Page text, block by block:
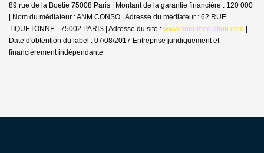
89 rue de la Boetie 75008 Paris | Montant de la garantie financière : 120 000
| Nom du médiateur : ANM CONSO | Adresse du médiateur : 62 RUE
TIQUETONNE - 75002 PARIS | Adresse du site : www.anm-mediation.com |
Date d'obtention du label : 07/08/2017 Entreprise juridiquement et
financièrement indépendante